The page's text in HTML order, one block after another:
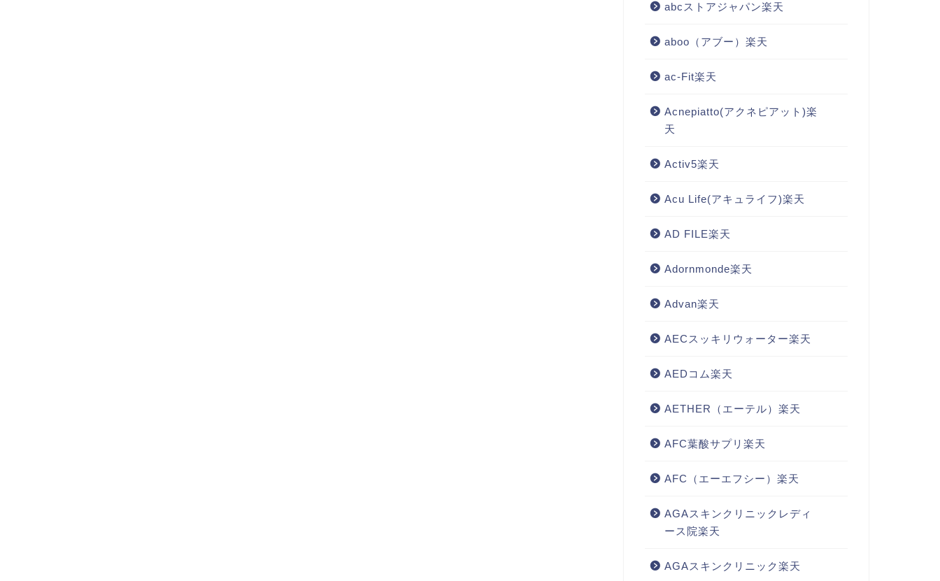
abcストアジャパン楽天
aboo（アブー）楽天
ac-Fit楽天
Acnepiatto(アクネピアット)楽
天
Activ5楽天
Acu Life(アキュライフ)楽天
AD FILE楽天
Adornmonde楽天
Advan楽天
AECスッキリウォーター楽天
AEDコム楽天
AETHER（エーテル）楽天
AFC葉酸サプリ楽天
AFC（エーエフシー）楽天
AGAスキンクリニックレディ
ース院楽天
AGAスキンクリニック楽天